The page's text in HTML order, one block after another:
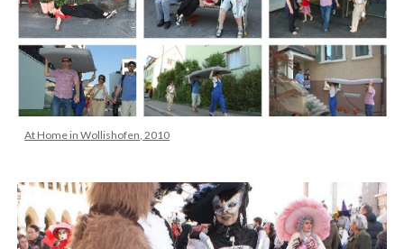
At Home in Wollishofen, 2010